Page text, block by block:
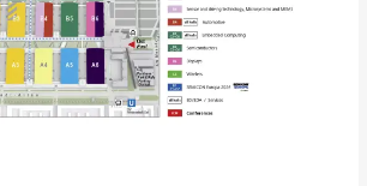
行业的顶尖企业和专家共同探索未
能性，共同推动电子行业的发展
齐全的参展产品和服务范
的领先地位、邀请业界重量级人